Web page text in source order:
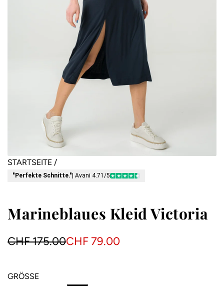
STARTSEITE /
"Perfekte Schnitte." | Avani 4.71/5
Marineblaues Kleid Victoria
S
n
CHF 175.00
R
g
CHF 79.00
GRÖSSE